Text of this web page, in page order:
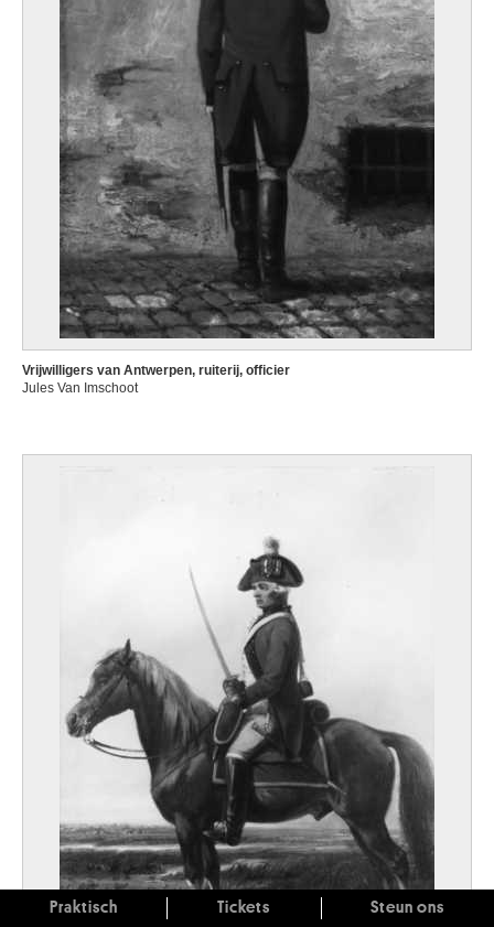
Vrijwilligers van Antwerpen, ruiterij, officier
Jules Van Imschoot
Praktisch Tickets Steun ons